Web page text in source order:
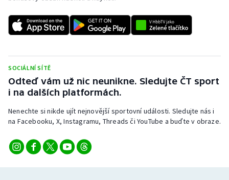
SOCIÁLNÍ SÍTĚ
Odteď vám už nic neunikne. Sledujte ČT sport
i na dalších platformách.
Nenechte si nikde ujít nejnovější sportovní události. Sledujte nás i
na Facebooku, X, Instagramu, Threads či YouTube a buďte v obraze.